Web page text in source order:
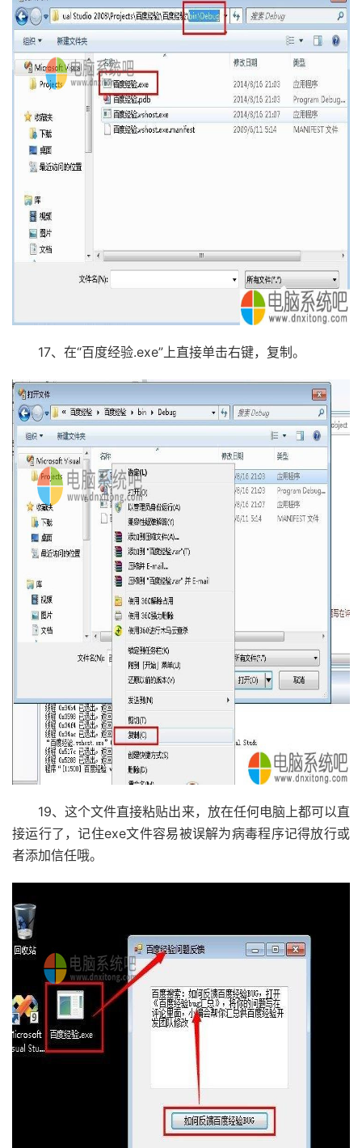
17、在“百度经验.exe”上直接单击右键，复制。
19、这个文件直接粘贴出来，放在任何电脑上都可以直
接运行了，记住exe文件容易被误解为病毒程序记得放行或
者添加信任哦。